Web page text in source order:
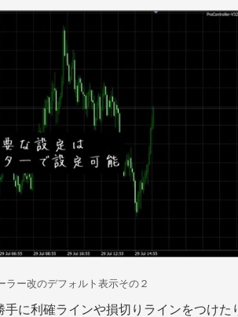
ラー改のデフォルト表示その２
に利確ラインや損切りラインをつけた